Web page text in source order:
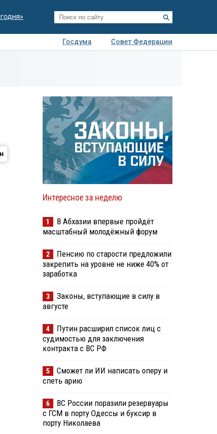
Госдума
Совет Федерации
Интересное за неделю
1
В Абхазии впервые пройдёт
масштабный молодёжный форум
2
Пенсию по старости предложили
закрепить на уровне не ниже 40% от
заработка
3
Законы, вступающие в силу в
августе
4
Путин расширил список лиц с
судимостью для заключения
контракта с ВС РФ
5
Сможет ли ИИ написать оперу и
спеть арию
6
ВС России поразили резервуары
с ГСМ в порту Одессы и буксир в
порту Николаева